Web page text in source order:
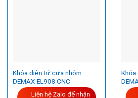
Khóa điện tử cửa nhôm
DEMAX EL908 CNC
Liên hệ Zalo để nhận